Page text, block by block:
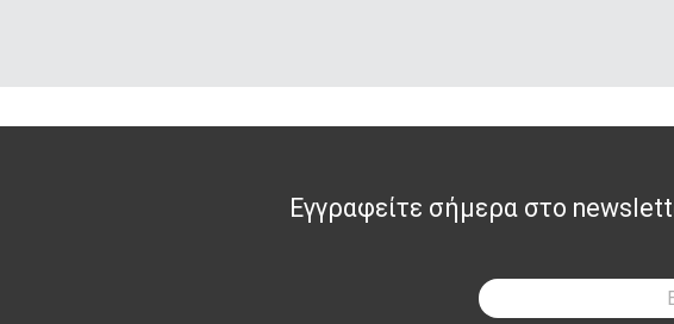
Εγγραφείτε σήμερα στο